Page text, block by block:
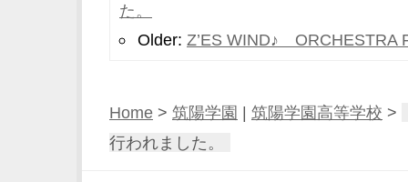
た。
Older: Z’ES WIND♪ ORCHESTRA
Home > 筑陽学園 | 筑陽学園高等学校 >
行われました。